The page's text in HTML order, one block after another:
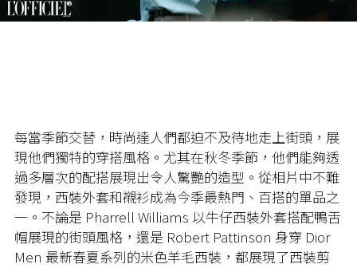
每當季節交替，時尚達人們都迫不及待地走上街頭，展
現他們獨特的穿搭風格。尤其在秋冬季節，他們能夠透
過多層次的配搭展現出令人驚艷的造型。從相片中不難
發現，西裝外套和襯衫成為今季最熱門、百搭的單品之
一。不論是 Pharrell Williams 以牛仔西裝外套搭配鴨舌
帽展現的街頭風格，還是 Robert Pattinson 身穿 Dior
Men 最新春夏系列的米色羊毛西裝，都展現了西裝剪